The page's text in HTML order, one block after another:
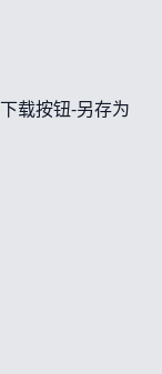
载按钮-另存为